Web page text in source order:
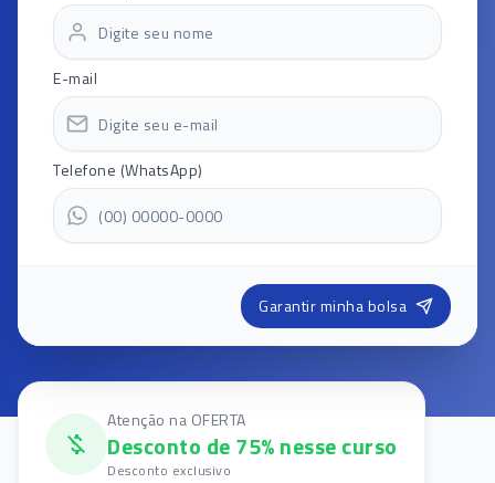
E-mail
Telefone (WhatsApp)
Garantir minha bolsa
Atenção na OFERTA
Desconto de 75% nesse curso
Desconto exclusivo